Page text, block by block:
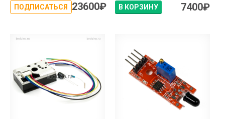
ПОДПИСАТЬСЯ 23600₽ В КОРЗИНУ 7400₽